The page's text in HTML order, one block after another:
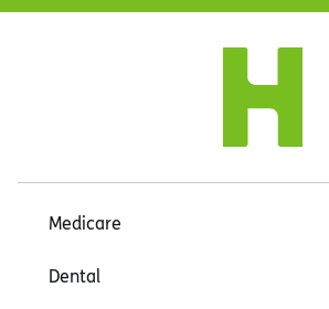
Medicare
Dental